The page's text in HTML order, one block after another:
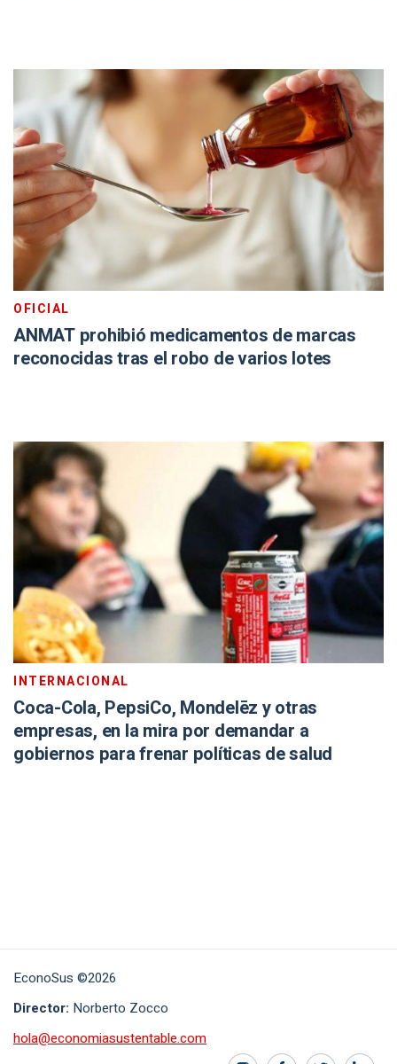
OFICIAL
ANMAT prohibió medicamentos de marcas
reconocidas tras el robo de varios lotes
INTERNACIONAL
Coca-Cola, PepsiCo, Mondelēz y otras
empresas, en la mira por demandar a
gobiernos para frenar políticas de salud
EconoSus ©2026
Director: Norberto Zocco
hola@economiasustentable.com